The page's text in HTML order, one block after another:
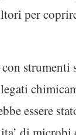
per
essere